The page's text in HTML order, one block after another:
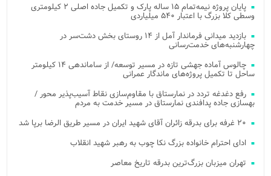
پایان پروژه نیمه‌تمام ۱۵ ساله پارک و تکمیل جاده اصلی ۲ کیلومتری
وسطی کلا بزرگ با اعتبار ۵۴۰ میلیاردی
بازدید میدانی فرماندار آمل از ۱۴ روستای بخش دشت‌سر در
چهارشنبه‌های خدمت‌رسانی
چالوس آماده جهشی تازه در مسیر توسعه/ از ساماندهی ۱۴ کیلومتر
ساحل تا تکمیل پروژه‌های ماندگار عمرانی
رفع دغدغه تردد در نمارستاق با مقاوم‌سازی نقاط آسیب‌پذیر محور /
بهسازی جاده پدافندی نمارستاق در مسیر خدمت به مردم
۲۰ غرفه برای بدرقه زائران آقای شهید ایران در مسیر طریق الرضا برپا شد
ادای احترام خانواده بزرگ نکا چوب به رهبر شهید انقلاب
تهران میزبان بزرگ‌ترین بدرقه تاریخ معاصر